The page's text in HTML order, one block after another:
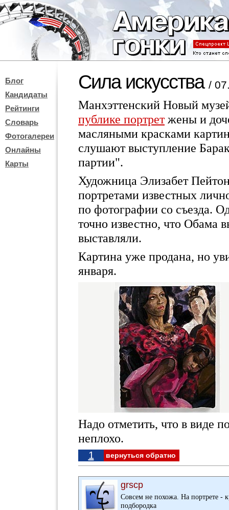
Блог
Кандидаты
Рейтинги
Словарь
Фотогалереи
Онлайны
Карты
Сила искусства /
Манхэттенский Новый
публике портретжены и
масляными красками
слушают выступление
партии".
Художница Элизабет
портретами известных
по фотографии со съезда.
точно известно, что Обама
выставляли.
Картина уже продана, но
января.
Надо отметить, что в виде
неплохо.
1 вернуться обратно
grscp
Совсем не похожа. На портрете -
подбородка